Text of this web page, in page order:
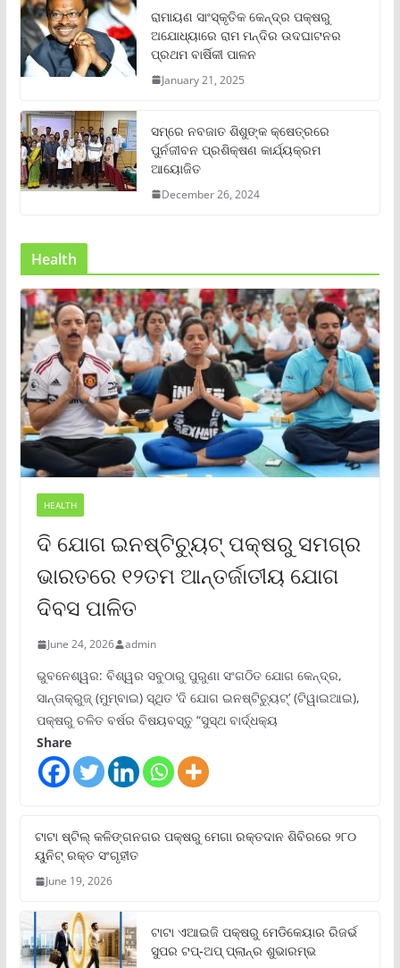
ରାମାୟଣ ସାଂସ୍କୃତିକ କେନ୍ଦ୍ର ପକ୍ଷରୁ
ଅଯୋଧ୍ୟାରେ ରାମ ମନ୍ଦିର ଉଦଘାଟନର
ପ୍ରଥମ ବାର୍ଷିକୀ ପାଳନ
January 21, 2025
ସମ୍‌ରେ ନବଜାତ ଶିଶୁଙ୍କ କ୍ଷେତ୍ରରେ
ପୁର୍ନଜୀବନ ପ୍ରଶିକ୍ଷଣ କାର୍ଯ୍ୟକ୍ରମ
ଆୟୋଜିତ
December 26, 2024
Health
HEALTH
ଦି ଯୋଗ ଇନଷ୍ଟିଚ୍ୟୁଟ୍ ପକ୍ଷରୁ ସମଗ୍ର
ଭାରତରେ ୧୨ତମ ଆନ୍ତର୍ଜାତୀୟ ଯୋଗ
ଦିବସ ପାଳିତ
June 24, 2026 admin
ଭୁବନେଶ୍ୱର: ବିଶ୍ୱର ସବୁଠାରୁ ପୁରୁଣା ସଂଗଠିତ ଯୋଗ କେନ୍ଦ୍ର,
ସାନ୍ତାକ୍ରୁଜ୍ (ମୁମ୍ବାଇ) ସ୍ଥିତ ‘ଦି ଯୋଗ ଇନଷ୍ଟିଚ୍ୟୁଟ୍‌’ (ଟିୱାଇଆଇ),
ପକ୍ଷରୁ ଚଳିତ ବର୍ଷର ବିଷୟବସ୍ତୁ “ସୁସ୍ଥ ବାର୍ଦ୍ଧକ୍ୟ
Share
ଟାଟା ଷ୍ଟିଲ୍‌ କଳିଙ୍ଗନଗର ପକ୍ଷରୁ ମେଗା ରକ୍ତଦାନ ଶିବିରରେ ୨୮୦
ୟୁନିଟ୍‌ ରକ୍ତ ସଂଗୃହୀତ
June 19, 2026
ଟାଟା ଏଆଇଜି ପକ୍ଷରୁ ମେଡିକେୟାର ରିଜର୍ଭ
ସୁପର ଟପ୍‌-ଅପ୍ ପ୍ଲାନ୍‌ର ଶୁଭାରମ୍ଭ